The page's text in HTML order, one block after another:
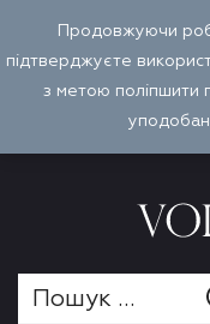
Оплата
Продовжуючи
підтверджуєте
з метою поліпшити